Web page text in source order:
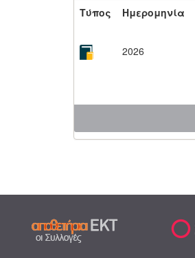
Τύπος
Ημερομηνία
2026